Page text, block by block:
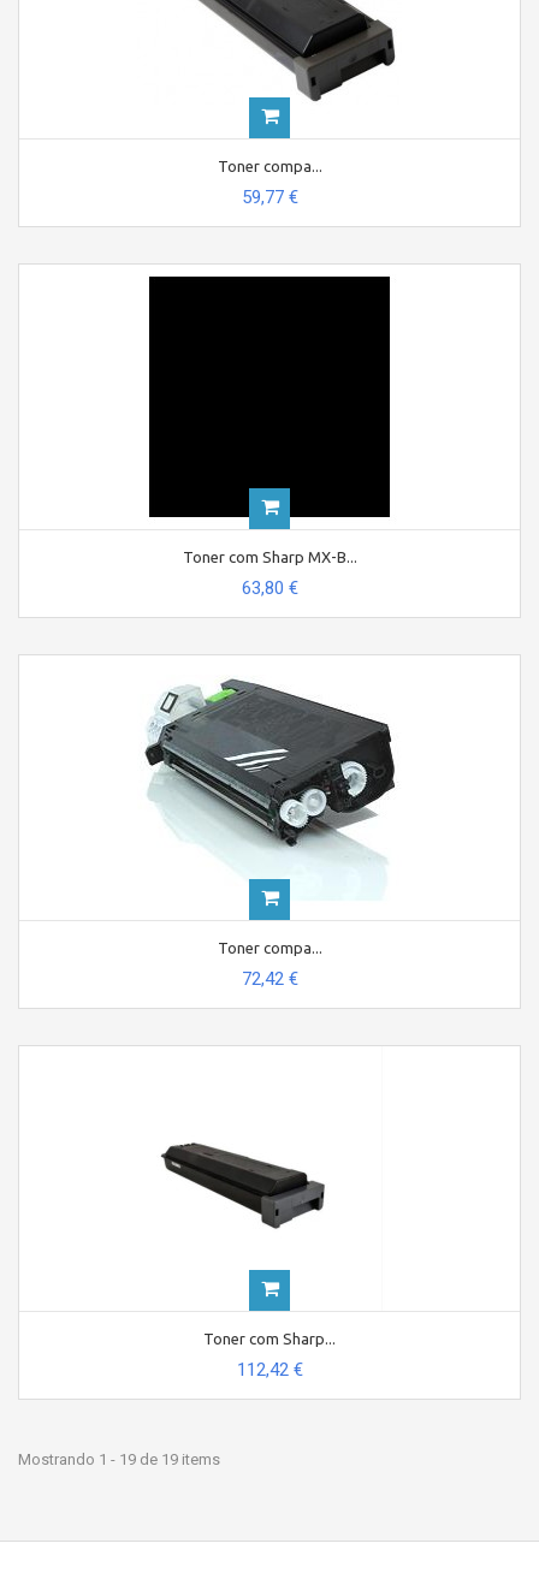
Toner compa...
59,77 €
Toner com Sharp MX-B...
63,80 €
Toner compa...
72,42 €
Toner com Sharp...
112,42 €
Mostrando 1 - 19 de 19 items